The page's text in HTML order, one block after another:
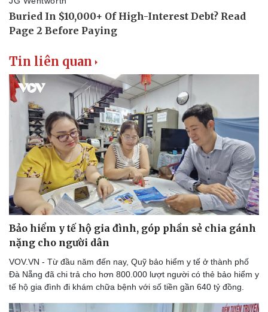
Bóng đá
Lịch thi đấu bóng đá
Thế giới thể thao
eSports
Ô tô
Xe máy
Tin liên quan
Bảo hiểm y tế hộ gia đình, góp phần sẻ chia gánh
nặng cho người dân
VOV.VN - Từ đầu năm đến nay, Quỹ bảo hiểm y tế ở thành phố
Đà Nẵng đã chi trả cho hơn 800.000 lượt người có thẻ bảo hiểm y
tế hộ gia đình đi khám chữa bệnh với số tiền gần 640 tỷ đồng.